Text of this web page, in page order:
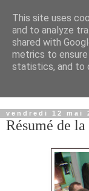
vendredi 12 mai
Résumé de
This site uses
and to analyze
shared with
metrics to
statistics, and to